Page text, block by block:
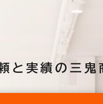
と実績の三鬼